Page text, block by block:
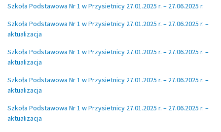
Szkoła Podstawowa Nr 1 w Przysietnicy 27.01.2025 r. – 27.06.2025 r.
Szkoła Podstawowa Nr 1 w Przysietnicy 27.01.2025 r. – 27.06.2025 r. –
aktualizacja
Szkoła Podstawowa Nr 1 w Przysietnicy 27.01.2025 r. – 27.06.2025 r. –
aktualizacja
Szkoła Podstawowa Nr 1 w Przysietnicy 27.01.2025 r. – 27.06.2025 r. –
aktualizacja
Szkoła Podstawowa Nr 1 w Przysietnicy 27.01.2025 r. – 27.06.2025 r. –
aktualizacja